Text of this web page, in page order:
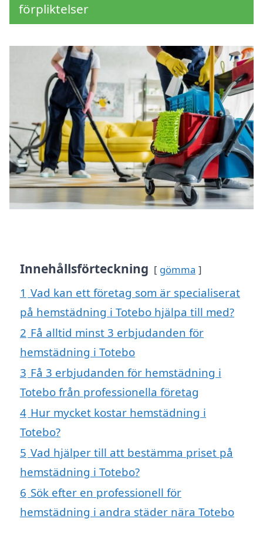
förpliktelser
Innehållsförteckning gömma
1 Vad kan ett företag som är specialiserat
på hemstädning i Totebo hjälpa till med?
2 Få alltid minst 3 erbjudanden för
hemstädning i Totebo
3 Få 3 erbjudanden för hemstädning i
Totebo från professionella företag
4 Hur mycket kostar hemstädning i
Totebo?
5 Vad hjälper till att bestämma priset på
hemstädning i Totebo?
6 Sök efter en professionell för
hemstädning i andra städer nära Totebo